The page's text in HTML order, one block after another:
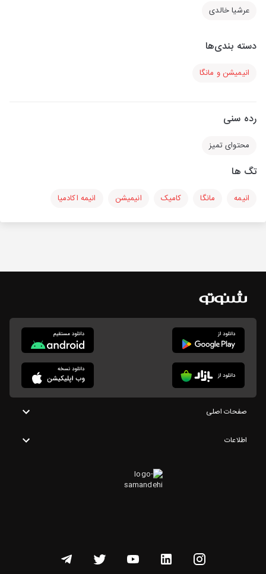
عرشیا خالدی
دسته بندی‌ها
انیمیشن و مانگا
رده سنی
محتوای تمیز
تگ ها
انیمه مانگا کامیک انیمیشن انیمه اکادمیا
صفحات اصلی
اطلاعات